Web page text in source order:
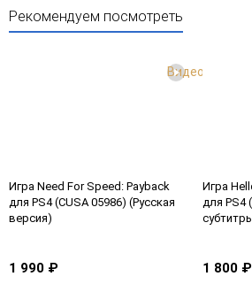
Рекомендуем посмотреть
Видео
Игра Need For Speed: Payback
для PS4 (CUSA 05986) (Русская
версия)
1 990 ₽
Игра
для PS4
1 800 ₽